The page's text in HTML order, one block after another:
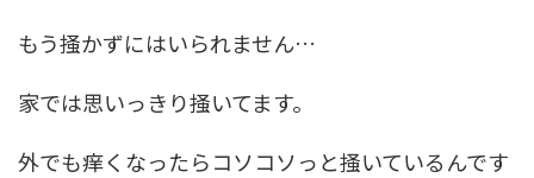
もう掻かずにはいられません…
家では思いっきり掻いてます。
外でも痒くなったらコソコソっと掻いているんです